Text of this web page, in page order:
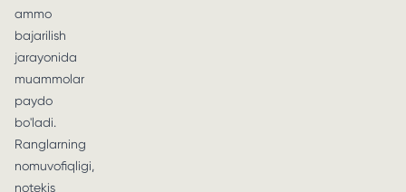
ammo
bajarilish
jarayonida
muammolar
paydo
bo'ladi.
Ranglarning
nomuvofiqligi,
notekis